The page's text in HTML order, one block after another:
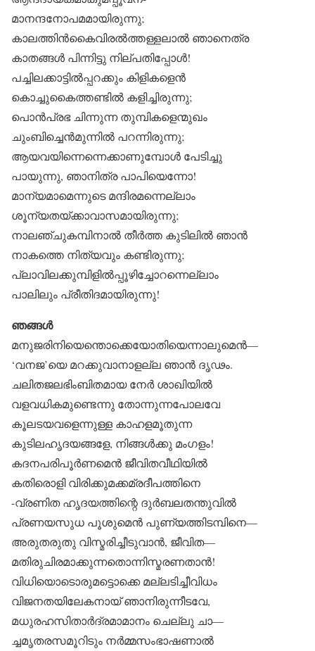
മാനന്ദനോപമമായിരുന്നു;
കാലത്തിൻകൈവിരൽത്തള്ളലാൽ ഞാനെത്ര
കാതങ്ങൾ പിന്നിട്ടു നില്പതിപ്പോൾ!
പച്ചിലക്കാട്ടിൽപ്പറക്കും കിളികളെൻ
കൊച്ചുകൈത്തണ്ടിൽ കളിച്ചിരുന്നു;
പൊൻപ്രഭ ചിന്നുന്ന തുമ്പികളെന്മുഖം
ചുംബിച്ചെൻമുന്നിൽ പറന്നിരുന്നു;
ആയവയിന്നെന്നെക്കാണുമ്പോൾ പേടിച്ചു
പായുന്നു, ഞാനിത്ര പാപിയെന്നോ!
മാന്യമാമെന്നുടെ മന്ദിരമന്നെല്ലാം
ശൂന്യതയ്ക്കാവാസമായിരുന്നു;
നാലഞ്ചുകമ്പിനാൽ തീർത്ത കുടിലിൽ ഞാൻ
നാകത്തെ നിത്യവും കണ്ടിരുന്നു;
പ്ലാവിലക്കുമ്പിളിൽപ്പൂഴിച്ചോറന്നെല്ലാം
പാലിലും പ്രീതിദമായിരുന്നു!
ഞങ്ങൾ
മനുജരിനിയെന്തൊക്കെയോതിയെന്നാലുമെൻ—
‘വനജ’യെ മറക്കുവാനാളല്ല ഞാൻ ദൃഢം.
ചലിതജലഭിംബിതമായ നേർ ശാഖിയിൽ
വളവധികമുണ്ടെന്നു തോന്നുന്നപോലവേ
കൂലടയവളെന്നുള്ള കാഹളമൂതുന്ന
കുടിലഹൃദയങ്ങളേ, നിങ്ങൾക്കു മംഗളം!
കദനപരിപൂർണമെൻ ജീവിതവീഥിയിൽ
കതിരൊളി വിരിക്കുമക്കമ്രദീപത്തിനെ
-വ്രണിത ഹൃദയത്തിന്റെ ദുർബലതന്തുവിൽ
പ്രണയസുധ പൂശുമെൻ പുണ്യത്തിടമ്പിനെ—
അരുതരുതു വിസ്മരിച്ചീടുവാൻ, ജീവിത—
മതിരുചിരമാക്കുന്നതൊന്നിസ്മരണതാൻ!
വിധിയൊടൊരുമട്ടൊക്കെ മല്ലടിച്ചീവിധം
വിജനതയിലേകനായ് ഞാനിരുന്നീടവേ,
മധുരഹസിതാർദ്രമാമാനം ചെല്ലു ചാ—
ച്ചമൃതരസമൂറിടും നർമ്മസംഭാഷണാൽ